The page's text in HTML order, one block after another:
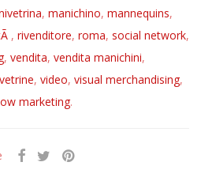
, manichino, mannequins,
, rivenditore, roma, social network,
, vendita, vendita manichini,
vetrine, video, visual merchandising,
marketing.